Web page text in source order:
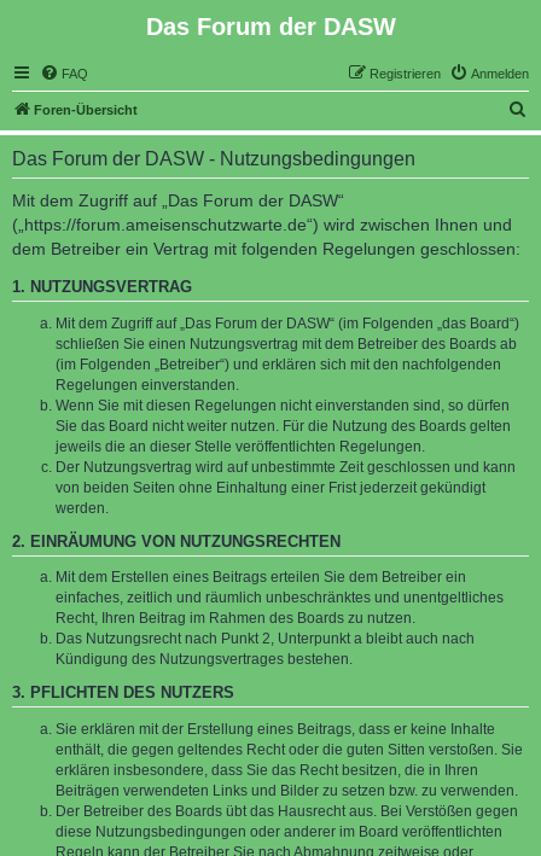
Das Forum der DASW
FAQ Anmelden
Registrieren
Foren-Übersicht
u
Das Forum der DASW - Nutzungsbedingungen
Mit dem Zugriff auf „Das Forum der DASW“
(„https://forum.ameisenschutzwarte.de“) wird zwischen Ihnen und
dem Betreiber ein Vertrag mit folgenden Regelungen geschlossen:
1. NUTZUNGSVERTRAG
Mit dem Zugriff auf „Das Forum der DASW“ (im Folgenden „das Board“)
schließen Sie einen Nutzungsvertrag mit dem Betreiber des Boards ab
(im Folgenden „Betreiber“) und erklären sich mit den nachfolgenden
Regelungen einverstanden.
Wenn Sie mit diesen Regelungen nicht einverstanden sind, so dürfen
Sie das Board nicht weiter nutzen. Für die Nutzung des Boards gelten
jeweils die an dieser Stelle veröffentlichten Regelungen.
Der Nutzungsvertrag wird auf unbestimmte Zeit geschlossen und kann
von beiden Seiten ohne Einhaltung einer Frist jederzeit gekündigt
werden.
2. EINRÄUMUNG VON NUTZUNGSRECHTEN
Mit dem Erstellen eines Beitrags erteilen Sie dem Betreiber ein
einfaches, zeitlich und räumlich unbeschränktes und unentgeltliches
Recht, Ihren Beitrag im Rahmen des Boards zu nutzen.
Das Nutzungsrecht nach Punkt 2, Unterpunkt a bleibt auch nach
Kündigung des Nutzungsvertrages bestehen.
3. PFLICHTEN DES NUTZERS
Sie erklären mit der Erstellung eines Beitrags, dass er keine Inhalte
enthält, die gegen geltendes Recht oder die guten Sitten verstoßen. Sie
erklären insbesondere, dass Sie das Recht besitzen, die in Ihren
Beiträgen verwendeten Links und Bilder zu setzen bzw. zu verwenden.
Der Betreiber des Boards übt das Hausrecht aus. Bei Verstößen gegen
diese Nutzungsbedingungen oder anderer im Board veröffentlichten
Regeln kann der Betreiber Sie nach Abmahnung zeitweise oder